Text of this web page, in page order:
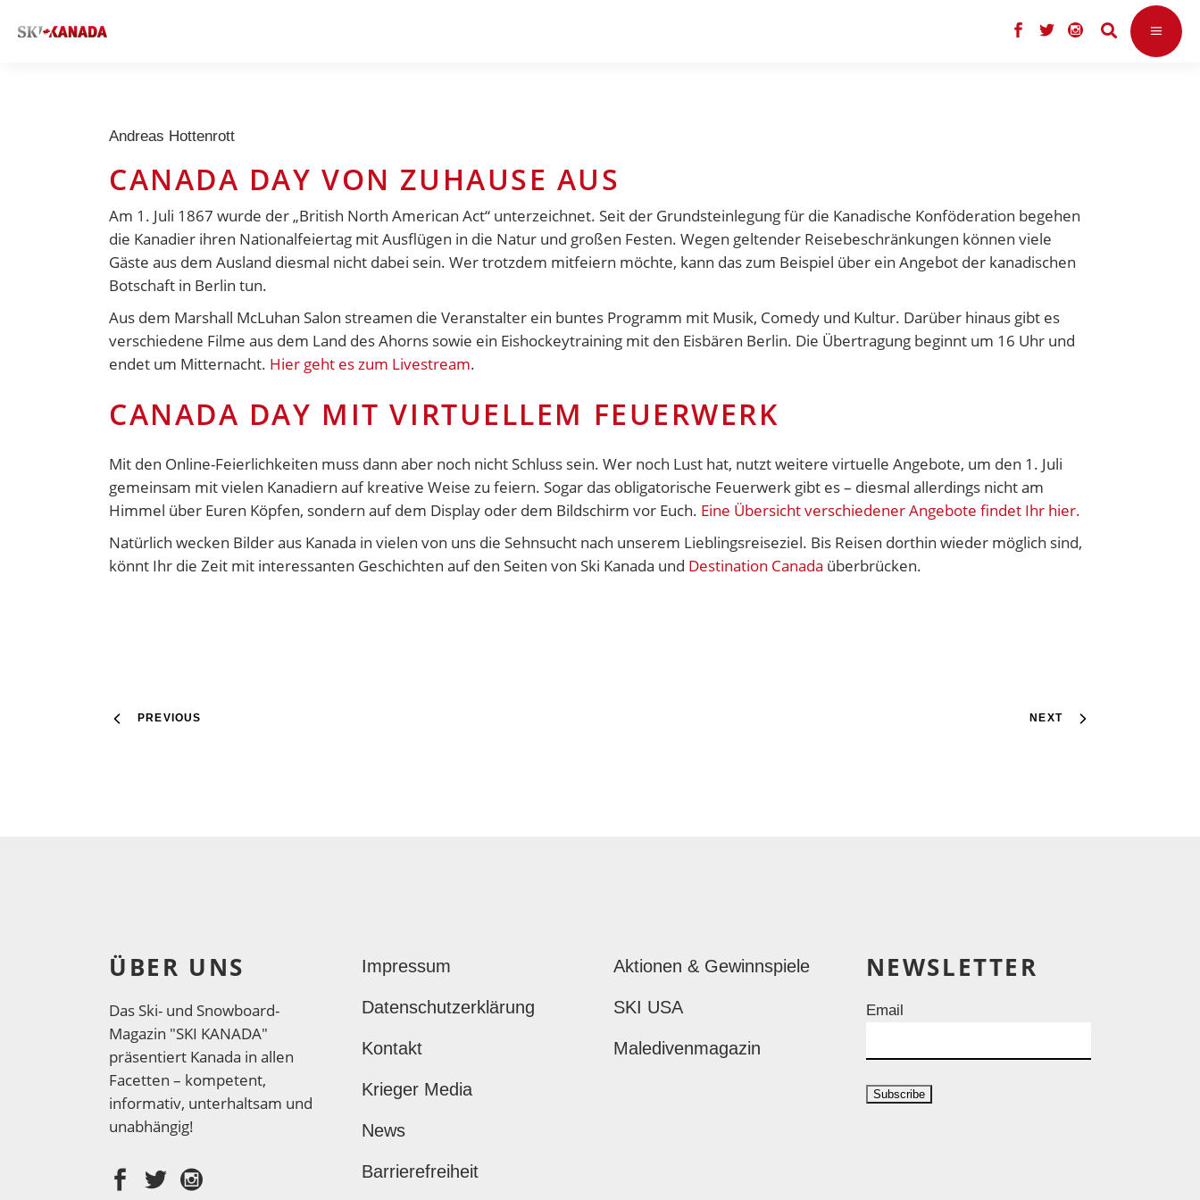
Andreas Hottenrott
CANADA DAY VON ZUHAUSE AUS
Am 1. Juli 1867 wurde der „British North American Act“ unterzeichnet. Seit der Grundsteinlegung für die Kanadische Konföderation begehen
die Kanadier ihren Nationalfeiertag mit Ausflügen in die Natur und großen Festen. Wegen geltender Reisebeschränkungen können viele
Gäste aus dem Ausland diesmal nicht dabei sein. Wer trotzdem mitfeiern möchte, kann das zum Beispiel über ein Angebot der kanadischen
Botschaft in Berlin tun.
Aus dem Marshall McLuhan Salon streamen die Veranstalter ein buntes Programm mit Musik, Comedy und Kultur. Darüber hinaus gibt es
verschiedene Filme aus dem Land des Ahorns sowie ein Eishockeytraining mit den Eisbären Berlin. Die Übertragung beginnt um 16 Uhr und
endet um Mitternacht. Hier geht es zum Livestream.
CANADA DAY MIT VIRTUELLEM FEUERWERK
Mit den Online-Feierlichkeiten muss dann aber noch nicht Schluss sein. Wer noch Lust hat, nutzt weitere virtuelle Angebote, um den 1. Juli
gemeinsam mit vielen Kanadiern auf kreative Weise zu feiern. Sogar das obligatorische Feuerwerk gibt es – diesmal allerdings nicht am
Himmel über Euren Köpfen, sondern auf dem Display oder dem Bildschirm vor Euch. Eine Übersicht verschiedener Angebote findet Ihr hier.
Natürlich wecken Bilder aus Kanada in vielen von uns die Sehnsucht nach unserem Lieblingsreiseziel. Bis Reisen dorthin wieder möglich sind,
könnt Ihr die Zeit mit interessanten Geschichten auf den Seiten von Ski Kanada und Destination Canada überbrücken.
PREVIOUS NEXT
ÜBER UNS
Das Ski- und Snowboard-
Magazin "SKI KANADA"
präsentiert Kanada in allen
Facetten – kompetent,
informativ, unterhaltsam und
unabhängig!
Impressum
Datenschutzerklärung
Kontakt
Krieger Media
News
Barrierefreiheit
Aktionen & Gewinnspiele
SKI USA
Maledivenmagazin
NEWSLETTER
Email